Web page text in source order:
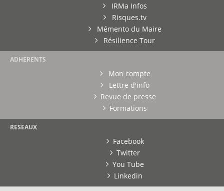
IRMa Infos
Risques.tv
Mémento du Maire
Résilience Tour
ADHERENTS
Mon compte
Lettre d'info
Revue de presse
Formations
RESEAUX
Facebook
Twitter
You Tube
Linkedin